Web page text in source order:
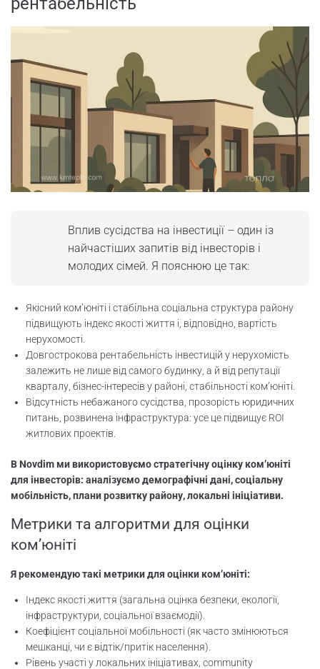
Вплив сусідства на інвестиції – один із
найчастіших запитів від інвесторів і
молодих сімей. Я пояснюю це так:
Якісний ком’юніті і стабільна соціальна структура району
підвищують індекс якості життя і, відповідно, вартість
нерухомості.
Довгострокова рентабельність інвестицій у нерухомість
залежить не лише від самого будинку, а й від репутації
кварталу, бізнес-інтересів у районі, стабільності ком’юніті.
Відсутність небажаного сусідства, прозорість юридичних
питань, розвинена інфраструктура: усе це підвищує ROI
житлових проектів.
В Novdim ми використовуємо стратегічну оцінку ком’юніті
для інвесторів: аналізуємо демографічні дані, соціальну
мобільність, плани розвитку району, локальні ініціативи.
Метрики та алгоритми для оцінки
ком’юніті
Я рекомендую такі метрики для оцінки ком’юніті:
Індекс якості життя (загальна оцінка безпеки, екології,
інфраструктури, соціальної взаємодії).
Коефіцієнт соціальної мобільності (як часто змінюються
мешканці, чи є відтік/притік населення).
Рівень участі у локальних ініціативах, community